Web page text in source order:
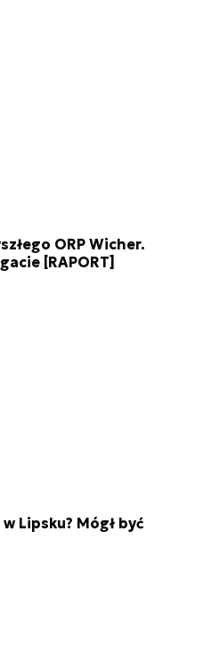
ORP Wicher.
[RAPORT]
Lipsku? Mógł być